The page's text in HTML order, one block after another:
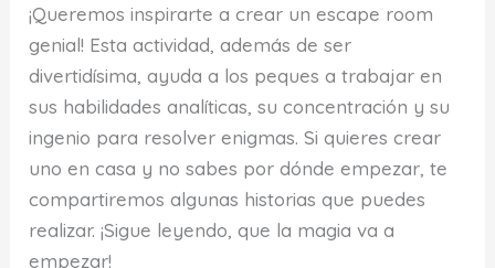
¡Queremos inspirarte a crear un escape room
genial! Esta actividad, además de ser
divertidísima, ayuda a los peques a trabajar en
sus habilidades analíticas, su concentración y su
ingenio para resolver enigmas. Si quieres crear
uno en casa y no sabes por dónde empezar, te
compartiremos algunas historias que puedes
realizar. ¡Sigue leyendo, que la magia va a
empezar!